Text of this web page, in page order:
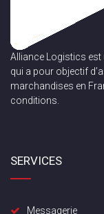
Alliance Logistics
qui a pour objectif
marchandises en
conditions.
SERVICES
Messagerie